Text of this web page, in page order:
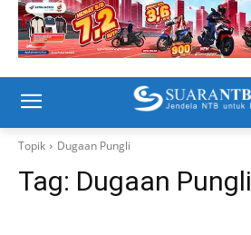
Topik Dugaan Pungli
Tag: Dugaan Pungli